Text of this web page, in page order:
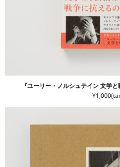
『ユーリー・ノルシュテイン 文学